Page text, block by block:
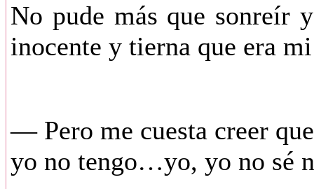
No pude más que sonreír
inocente y tierna que era
— Pero me cuesta creer
yo no tengo…yo, yo no